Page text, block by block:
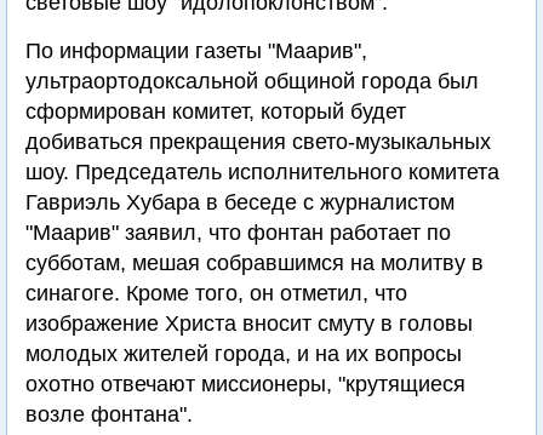
По информации газеты "Маарив",
ультраортодоксальной общиной города был
сформирован комитет, который будет
добиваться прекращения свето-музыкальных
шоу. Председатель исполнительного комитета
Гавриэль Хубара в беседе с журналистом
"Маарив" заявил, что фонтан работает по
субботам, мешая собравшимся на молитву в
синагоге. Кроме того, он отметил, что
изображение Христа вносит смуту в головы
молодых жителей города, и на их вопросы
охотно отвечают миссионеры, "крутящиеся
возле фонтана".